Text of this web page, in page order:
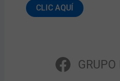
CLIC AQUÍ
GRUPO